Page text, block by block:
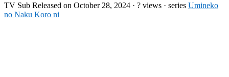
TV Sub Released on October 28, 2024 · ? views · series Umineko
no Naku Koro ni